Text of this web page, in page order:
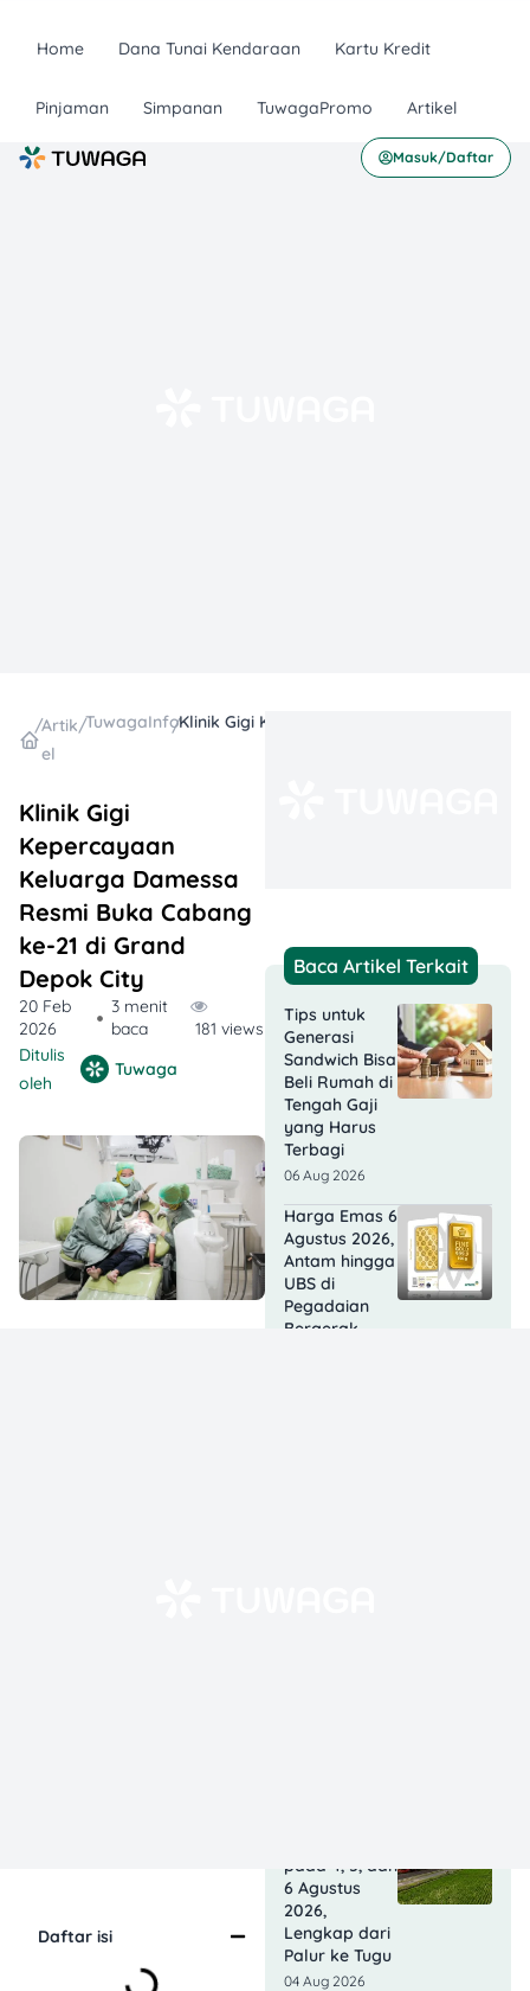
Home Dana Tunai Kendaraan Kartu Kredit
Pinjaman Simpanan TuwagaPromo Artikel
Masuk/Daftar
/Artik
el
/TuwagaInfo
/
Klinik Gigi
Kepercayaan
Keluarga Damessa
Resmi Buka Cabang
ke-21 di Grand
Depok City
20 Feb
2026
3 menit
baca
181 views
Ditulis
oleh
Tuwaga
Daftar isi
Baca Artikel Terkait
Tips untuk
Generasi
Sandwich Bisa
Beli Rumah di
Tengah Gaji
yang Harus
Terbagi
06 Aug 2026
Harga Emas 6
Agustus 2026,
Antam hingga
UBS di
Pegadaian
Bergerak
pada 4, 5, dan
6 Agustus
2026,
Lengkap dari
Palur ke Tugu
04 Aug 2026